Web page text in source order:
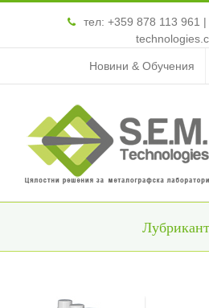
тел: +359 878 113 961 |
Новини & Обучения